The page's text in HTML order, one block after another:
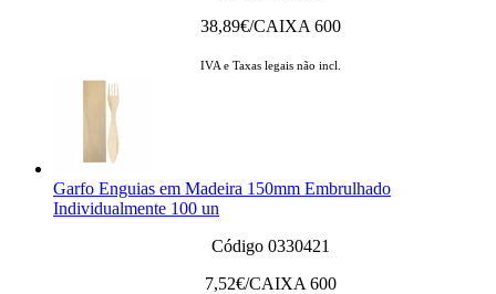
38,89€/CAIXA 600
IVA e Taxas legais não incl.
Garfo Enguias em Madeira 150mm Embrulhado
Individualmente 100 un
Código 0330421
7,52€/CAIXA 600